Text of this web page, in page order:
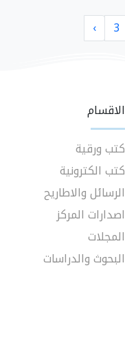
3
›
الاقسام
كتب ورقية
كتب الكترونية
الرسائل والاطاريح
اصدارات المركز
المجلات
البحوث والدراسات